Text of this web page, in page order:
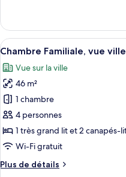
View
le
type
de
Deluxe
Room,
Sea
View
Afficher
toutes
les
photos
pour
ce
type
de
chambre :
Chambre
3
Chambre Familiale, vue ville
Vue sur la ville
46 m²
1 chambre
4 personnes
1 très grand lit et 2 canapés-
Wi-Fi gratuit
Plus de détails
Plus